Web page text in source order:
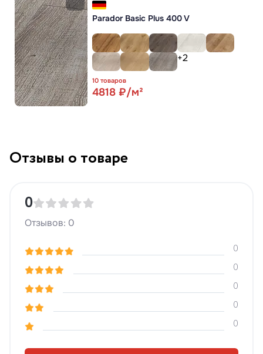
Parador Basic Plus 400 V
+2
10 товаров
4818 ₽/м²
Отзывы о товаре
0
Отзывов: 0
0
0
0
0
0